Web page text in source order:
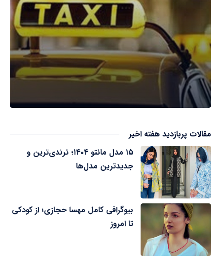
مقالات پربازدید هفته اخیر
۱۵ مدل مانتو ۱۴۰۴؛ ترندی‌ترین و
جدیدترین مدل‌ها
بیوگرافی کامل مهسا حجازی؛ از کودکی
تا امروز